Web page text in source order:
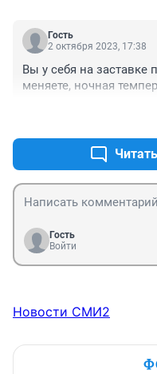
Гость
2 октября 2023, 17:38
Вы у себя на заставке
меняете, ночная
Гость
Войти
Новости СМИ2